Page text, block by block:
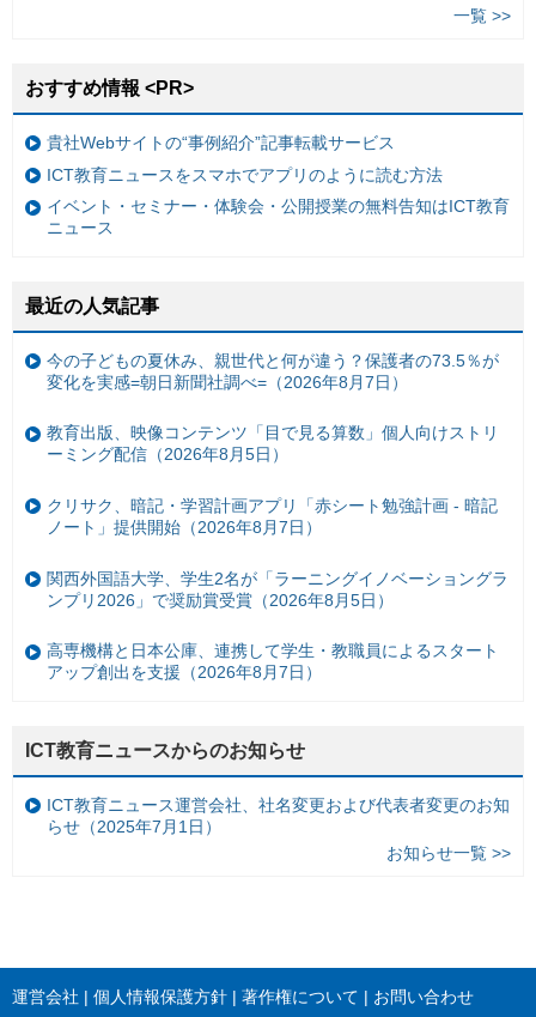
一覧 >>
おすすめ情報 <PR>
貴社Webサイトの“事例紹介”記事転載サービス
ICT教育ニュースをスマホでアプリのように読む方法
イベント・セミナー・体験会・公開授業の無料告知はICT教育
ニュース
最近の人気記事
今の子どもの夏休み、親世代と何が違う？保護者の73.5％が
変化を実感=朝日新聞社調べ=（2026年8月7日）
教育出版、映像コンテンツ「目で見る算数」個人向けストリ
ーミング配信（2026年8月5日）
クリサク、暗記・学習計画アプリ「赤シート勉強計画 - 暗記
ノート」提供開始（2026年8月7日）
関西外国語大学、学生2名が「ラーニングイノベーショングラ
ンプリ2026」で奨励賞受賞（2026年8月5日）
高専機構と日本公庫、連携して学生・教職員によるスタート
アップ創出を支援（2026年8月7日）
ICT教育ニュースからのお知らせ
ICT教育ニュース運営会社、社名変更および代表者変更のお知
らせ（2025年7月1日）
お知らせ一覧 >>
運営会社 個人情報保護方針 著作権について お問い合わせ